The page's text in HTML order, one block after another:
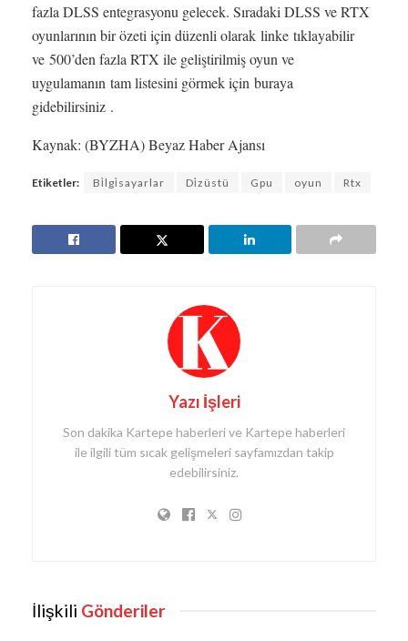
fazla DLSS entegrasyonu gelecek. Sıradaki DLSS ve RTX
oyunlarının bir özeti için düzenli olarak linke tıklayabilir
ve 500’den fazla RTX ile geliştirilmiş oyun ve
uygulamanın tam listesini görmek için buraya
gidebilirsiniz .
Kaynak: (BYZHA) Beyaz Haber Ajansı
Etiketler: Bi̇lgi̇sayarlar Di̇züstü Gpu oyun Rtx
Yazı İşleri
Son dakika Kartepe haberleri ve Kartepe haberleri
ile ilgili tüm sıcak gelişmeleri sayfamızdan takip
edebilirsiniz.
İlişkili Gönderiler